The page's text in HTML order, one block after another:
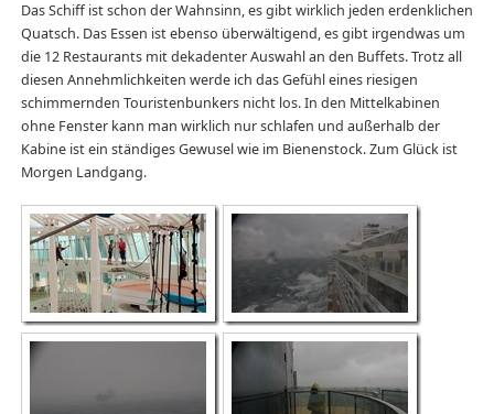
Das Schiff ist schon der Wahnsinn, es gibt wirklich jeden erdenklichen
Quatsch. Das Essen ist ebenso überwältigend, es gibt irgendwas um
die 12 Restaurants mit dekadenter Auswahl an den Buffets. Trotz all
diesen Annehmlichkeiten werde ich das Gefühl eines riesigen
schimmernden Touristenbunkers nicht los. In den Mittelkabinen
ohne Fenster kann man wirklich nur schlafen und außerhalb der
Kabine ist ein ständiges Gewusel wie im Bienenstock. Zum Glück ist
Morgen Landgang.